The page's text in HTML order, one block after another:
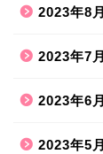
2023年8月
2023年7月
2023年6月
2023年5月